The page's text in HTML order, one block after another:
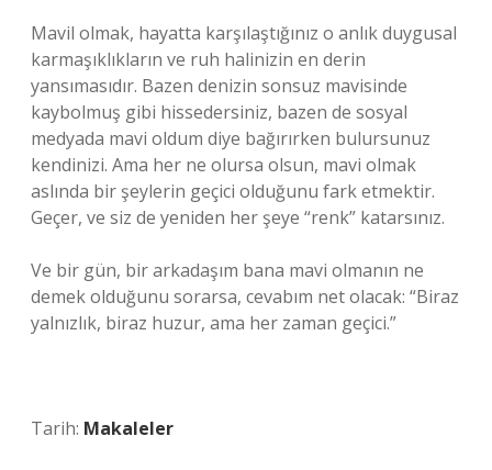
Mavil olmak, hayatta karşılaştığınız o anlık duygusal
karmaşıklıkların ve ruh halinizin en derin
yansımasıdır. Bazen denizin sonsuz mavisinde
kaybolmuş gibi hissedersiniz, bazen de sosyal
medyada mavi oldum diye bağırırken bulursunuz
kendinizi. Ama her ne olursa olsun, mavi olmak
aslında bir şeylerin geçici olduğunu fark etmektir.
Geçer, ve siz de yeniden her şeye “renk” katarsınız.
Ve bir gün, bir arkadaşım bana mavi olmanın ne
demek olduğunu sorarsa, cevabım net olacak: “Biraz
yalnızlık, biraz huzur, ama her zaman geçici.”
Tarih: Makaleler